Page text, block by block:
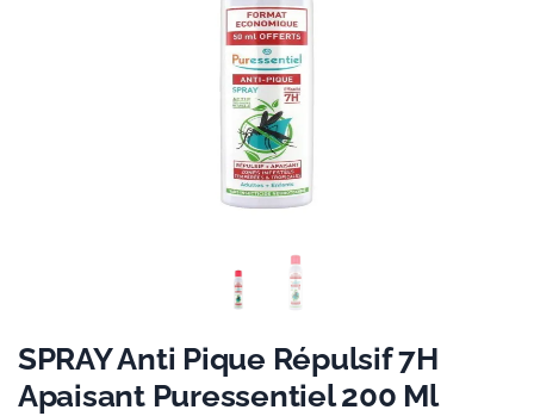
SPRAY Anti Pique Répulsif 7H
Apaisant Puressentiel 200 Ml